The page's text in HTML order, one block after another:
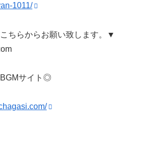
1011/
ちらからお願い致します。▼
サイト◎